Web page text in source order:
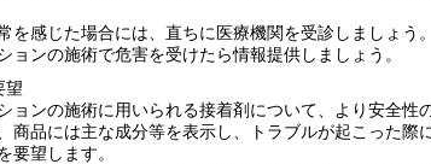
を感じた場合には、直ちに医療機関を受診しましょう。
ョンの施術で危害を受けたら情報提供しましょう。
望
ョンの施術に用いられる接着剤について、より安全性
商品には主な成分等を表示し、トラブルが起こった際
要望します。